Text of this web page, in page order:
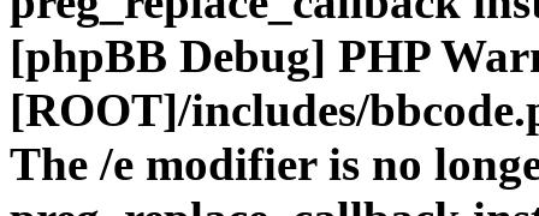
[phpBB Debug] PHP
[ROOT]/includes/
The /e modifier is no